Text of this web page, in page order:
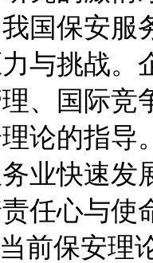
国保安服
与挑战。
、国际竞
论的指导
业快速发
任心与使
前保安理